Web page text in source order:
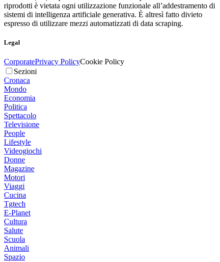
riprodotti è vietata ogni utilizzazione funzionale all’addestramento di
sistemi di intelligenza artificiale generativa. È altresì fatto divieto
espresso di utilizzare mezzi automatizzati di data scraping.
Legal
CorporatePrivacy PolicyCookie Policy
Sezioni
Cronaca
Mondo
Economia
Politica
Spettacolo
Televisione
People
Lifestyle
Videogiochi
Donne
Magazine
Motori
Viaggi
Cucina
Tgtech
E-Planet
Cultura
Salute
Scuola
Animali
Spazio